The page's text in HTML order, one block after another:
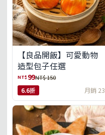
【良品開飯】可愛動物
造型包子任選
NT$ 99NT$ 150
6.6折 月銷 23